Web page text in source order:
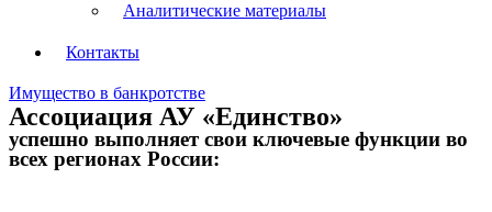
Аналитические материалы
Контакты
Имущество в банкротстве
Ассоциация АУ «Единство»
успешно выполняет свои ключевые функции во
всех регионах России: